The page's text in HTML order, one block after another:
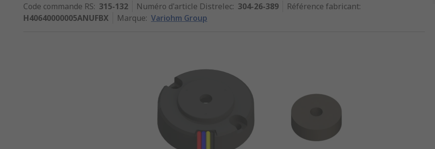
Code commande RS: 315-132 Numéro d'article Distrelec: 304-26-389 Référence fabricant:
H40640000005ANUFBX
Marque: Variohm Group